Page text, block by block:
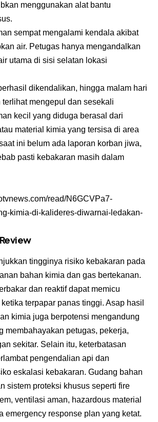
menggunakan alat bantu
sempat mengalami kendala akibat
air. Petugas hanya mengandalkan
utama di sisi selatan lokasi
dikendalikan, hingga malam hari
mengepul dan sesekali
kecil yang diduga berasal dari
material kimia yang tersisa di area
ini belum ada laporan korban jiwa,
pasti kebakaran masih dalam
read/N6GCVPa7-
kimia-di-kalideres-diwarnai-ledakan-
tingginya risiko kebakaran pada
bahan kimia dan gas bertekanan.
dan reaktif dapat memicu
terpapar panas tinggi. Asap hasil
kimia juga berpotensi mengandung
membahayakan petugas, pekerja,
sekitar. Selain itu, keterbatasan
pengendalian api dan
eskalasi kebakaran. Gudang bahan
sistem proteksi khusus seperti fire
ventilasi aman, hazardous material
emergency response plan yang ketat.